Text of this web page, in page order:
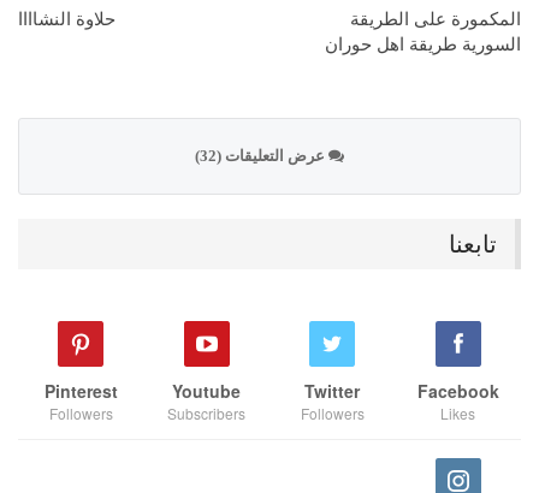
المكمورة على الطريقة
السورية طريقة اهل حوران
حلاوة النشاااا
عرض التعليقات (32)
تابعنا
Facebook
Likes
Twitter
Followers
Youtube
Subscribers
Pinterest
Followers